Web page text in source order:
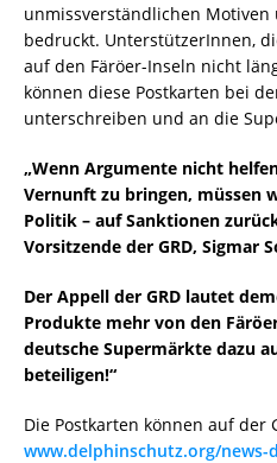
unmissverständlichen
bedruckt. UnterstützerInnen,
auf den Färöer-Inseln nicht
können diese Postkarten bei
unterschreiben und an die
„Wenn Argumente nicht
Vernunft zu bringen, müssen
Politik – auf Sanktionen
Vorsitzende der GRD, Sigmar
Der Appell der GRD lautet
Produkte mehr von den
deutsche Supermärkte dazu
beteiligen!“
Die Postkarten können auf der
www.delphinschutz.org/